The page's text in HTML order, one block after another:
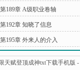
第189章 A级职业卷轴
第192章 知晓了信息
第195章 外来人的介入
天赋登顶成神txt下载手机版 -